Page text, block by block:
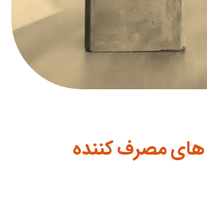
مصرف کننده